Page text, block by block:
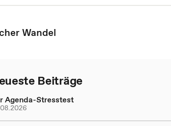
Wandel
Beiträge
Agenda-Stresstest